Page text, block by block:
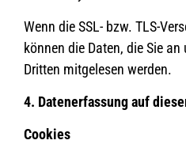
Wenn die SSL- bzw. TLS-
können die Daten, die Sie
Dritten mitgelesen werden.
4. Datenerfassung auf
Cookies